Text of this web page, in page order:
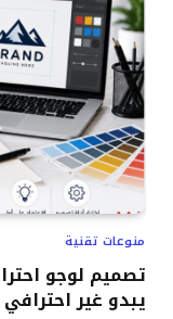
منوعات تقنية
يبدو غير احترافي